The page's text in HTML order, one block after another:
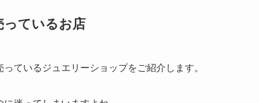
っているお店
ているジュエリーショップをご紹介します。